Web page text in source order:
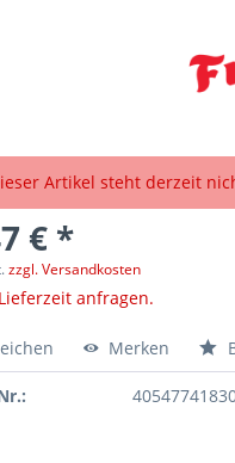
Artikel steht derzeit
€ *
zzgl. Versandkosten
anfragen.
Merken